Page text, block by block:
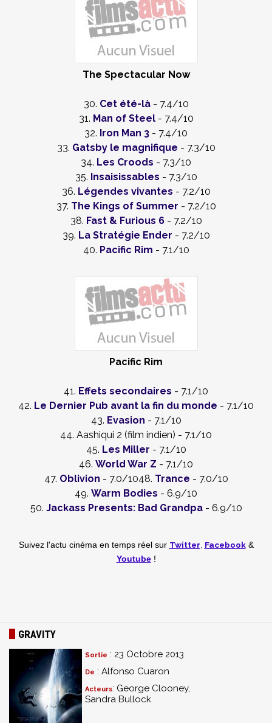
The Spectacular Now
30. Cet été-là- 7.4/10
31. Man of Steel- 7.4/10
32. Iron Man 3 - 7.4/10
33. Gatsby le magnifique - 7.3/10
34. Les Croods - 7.3/10
35. Insaisissables - 7.3/10
36. Légendes vivantes - 7.2/10
37. The Kings of Summer - 7.2/10
38. Fast & Furious 6- 7.2/10
39. La Stratégie Ender - 7.2/10
40. Pacific Rim - 7.1/10
Pacific Rim
41. Effets secondaires - 7.1/10
42. Le Dernier Pub avant la fin du monde - 7.1/10
43. Evasion - 7.1/10
44. Aashiqui 2 (film indien) - 7.1/10
45. Les Miller - 7.1/10
46. World War Z - 7.1/10
47. Oblivion - 7.0/1048. Trance - 7.0/10
49. Warm Bodies - 6.9/10
50. Jackass Presents: Bad Grandpa- 6.9/10
Suivez l'actu cinéma en temps réel sur Twitter Facebook&
Youtube!
GRAVITY
Sortie : 23 Octobre 2013
De : Alfonso Cuaron
Acteurs: George Clooney,
Sandra Bullock